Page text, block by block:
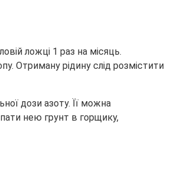
ложці 1 раз на місяць.
Отриману рідину слід розмістити
дози азоту. Її можна
нею грунт в горщику,